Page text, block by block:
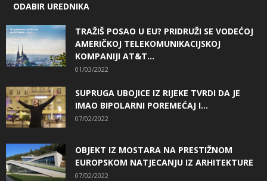
ODABIR UREDNIKA
TRAŽIŠ POSAO U EU? PRIDRUŽI SE VODEĆOJ
AMERIČKOJ TELEKOMUNIKACIJSKOJ
KOMPANIJI AT&T...
01/03/2022
SUPRUGA UBOJICE IZ RIJEKE TVRDI DA JE
IMAO BIPOLARNI POREMEĆAJ I...
07/02/2022
OBJEKT IZ MOSTARA NA PRESTIŽNOM
EUROPSKOM NATJECANJU IZ ARHITEKTURE
07/02/2022